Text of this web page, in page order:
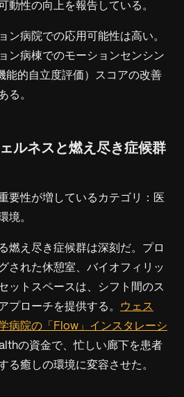
動性の向上を報告している。
ン病院での応用可能性は高い。
ン病棟でのモーションセンシン
能的自立度評価）スコアの改善
る。
ルネスと燃え尽き症候群
要性が増しているカテゴリ：医
境。
燃え尽き症候群は深刻だ。プロ
された休憩室、バイオフィリッ
ットスペースは、シフト間のス
プローチを提供する。
ウェス
病院の「Flow」インスタレーシ
の資金で、忙しい廊下を患者
る癒しの環境に変容させた。